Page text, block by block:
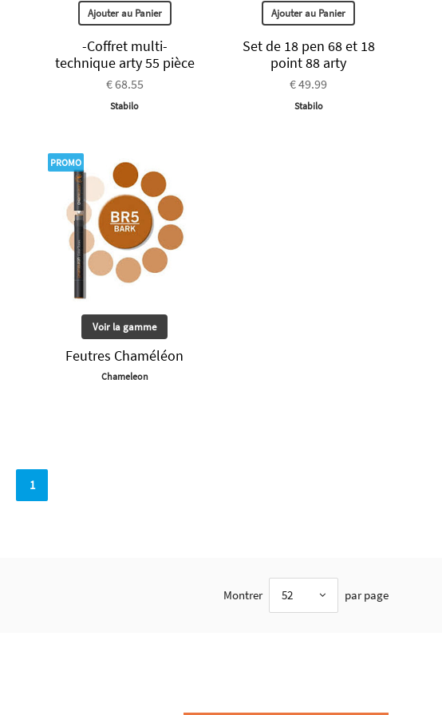
Ajouter au Panier
-Coffret multi-
technique arty 55 pièce
€ 68.55
Stabilo
Ajouter au Panier
Set de 18 pen 68 et 18
point 88 arty
€ 49.99
Stabilo
PROMO
Voir la gamme
Feutres Chaméléon
Chameleon
1
Montrer 52 par page